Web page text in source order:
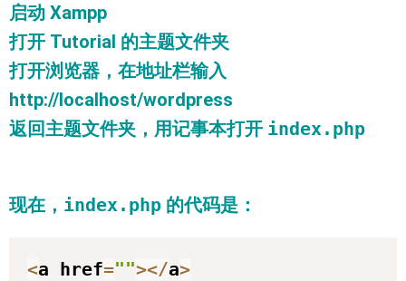
启动 Xampp
打开 Tutorial 的主题文件夹
打开浏览器，在地址栏输入
http://localhost/wordpress
返回主题文件夹，用记事本打开 index.php
现在， index.php 的代码是：
<a href=""></a>